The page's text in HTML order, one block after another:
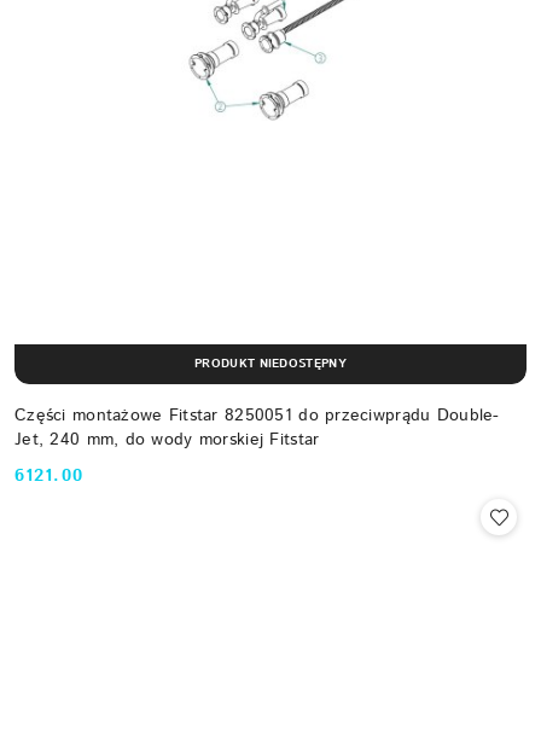
Części montażowe Fitstar 8250051 do przeciwprądu Double-
Jet, 240 mm, do wody morskiej Fitstar
Cena:
6121.00
PRODUKT NIEDOSTĘPNY